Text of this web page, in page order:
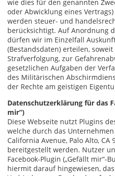
wie dies für den genannten
oder Abwicklung eines
werden steuer- und
berücksichtigt. Auf Anordnung
dürfen wir im Einzelfall
(Bestandsdaten) erteilen,
Strafverfolgung, zur
gesetzlichen Aufgaben der
des Militärischen
der Rechte am geistigen
Datenschutzerklärung für das
mir“)
Diese Webseite nutzt Plugins
welche durch das Unternehmen
California Avenue, Palo Alto, CA
bereitgestellt werden. Nutzer
Facebook-Plugin („Gefällt mir“-
hiermit darauf hingewiesen,